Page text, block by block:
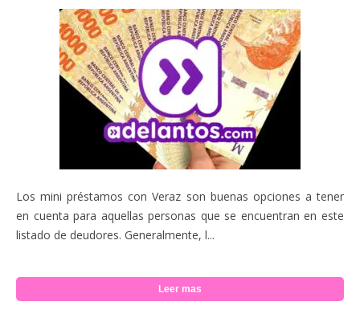
Los mini préstamos con Veraz son buenas opciones a tener
en cuenta para aquellas personas que se encuentran en este
listado de deudores. Generalmente, l...
Leer mas